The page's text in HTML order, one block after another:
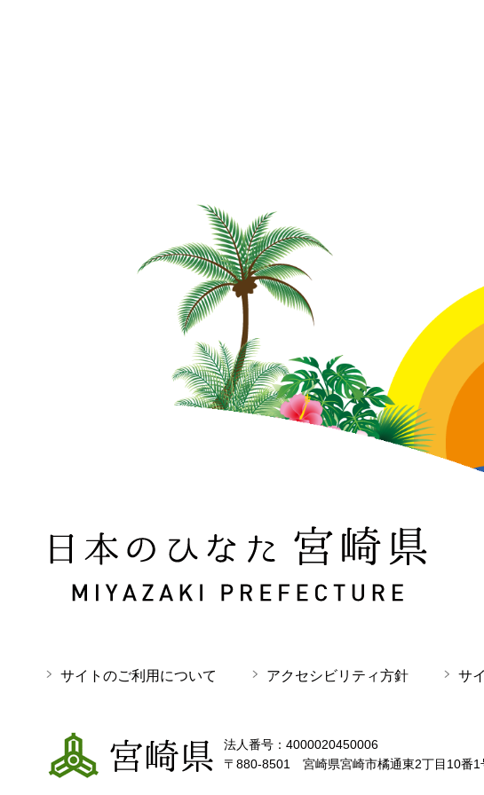
日本のひなた 宮崎県 MIYAZAKI PREFECTURE
サイトのご利用について アクセシビリティ方針 サ
宮崎県
法人番号：4000020450006
〒880-8501 宮崎県宮崎市橘通東2丁目10番1